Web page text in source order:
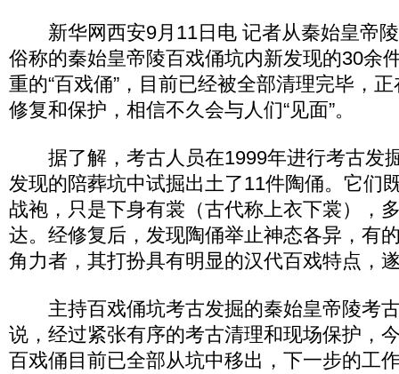
新华网西安9月11日电 记者从秦始皇帝陵
俗称的秦始皇帝陵百戏俑坑内新发现的30余
重的“百戏俑”，目前已经被全部清理完毕，
修复和保护，相信不久会与人们“见面”。
据了解，考古人员在1999年进行考古发
发现的陪葬坑中试掘出土了11件陶俑。它们
战袍，只是下身有裳（古代称上衣下裳），
达。经修复后，发现陶俑举止神态各异，有
角力者，其打扮具有明显的汉代百戏特点，
主持百戏俑坑考古发掘的秦始皇帝陵考
说，经过紧张有序的考古清理和现场保护，
百戏俑目前已全部从坑中移出，下一步的工